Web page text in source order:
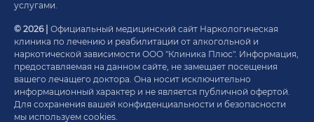
услугами.
© 2026 | Официальный медицинский сайт Наркологическая
клиника по лечению и реабилитации от алкогольной и
наркотической зависимости ООО "Клиника Плюс". Информация,
предоставляемая на данном сайте, не замещает посещения
вашего лечащего доктора. Она носит исключительно
информационный характер и не является публичной офертой.
Для сохранения вашей конфиденциальности и безопасности
мы используем cookies.